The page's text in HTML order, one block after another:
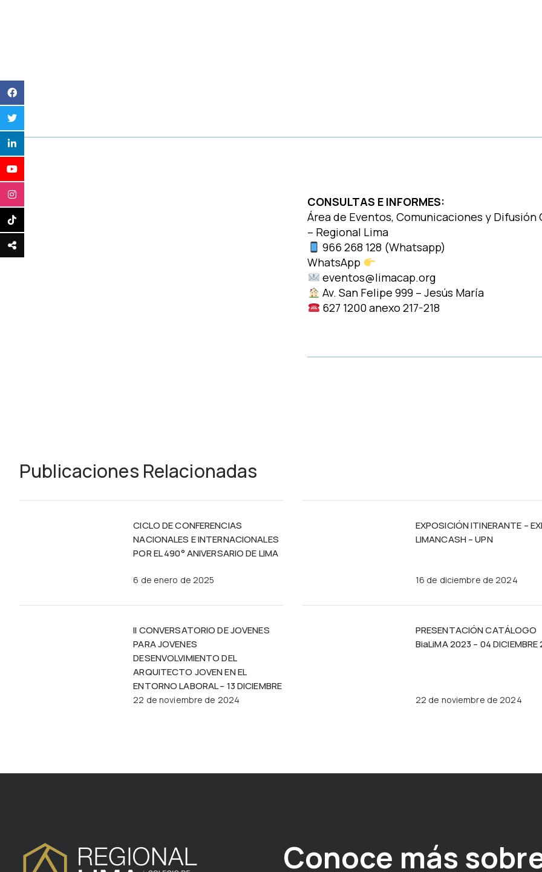
CONSULTAS E INFORMES:
Área de Eventos, Comunicaciones y Difusión
– Regional Lima
966 268 128 (Whatsapp)
WhatsApp
eventos@limacap.org
Av. San Felipe 999 – Jesús María
627 1200 anexo 217-218
Publicaciones Relacionadas
CICLO DE CONFERENCIAS
NACIONALES E INTERNACIONALES
POR EL 490° ANIVERSARIO DE LIMA
6 de enero de 2025
EXPOSICIÓN ITINERANTE –
LIMANCASH – UPN
16 de diciembre de 2024
II CONVERSATORIO DE JOVENES
PARA JOVENES
DESENVOLVIMIENTO DEL
ARQUITECTO JOVEN EN EL
ENTORNO LABORAL – 13 DICIEMBRE
22 de noviembre de 2024
PRESENTACIÓN CATÁLOGO
BiaLiMA 2023 – 04
22 de noviembre de 2024
Conoce más